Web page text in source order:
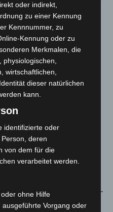
über A7 – Polizei sucht
Unfall auf Baustelle
in Langenhagen
Market“ erhoben
2.799
oder indirekt,
zu einer Kennung
Kennnummer, zu
Kennung oder zu
Merkmalen, die
physiologischen,
wirtschaftlichen,
dieser natürlichen
kann.
identifizierte oder
deren
von dem für die
verarbeitet werden.
ohne Hilfe
Vorgang oder